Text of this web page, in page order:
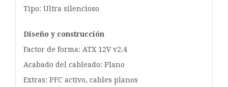
Tipo: Ultra silencioso
Diseño y construcción
Factor de forma: ATX 12V v2.4
Acabado del cableado: Plano
Extras: PFC activo, cables planos